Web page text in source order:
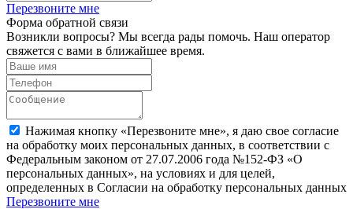
Перезвоните мне
Форма обратной связи
Возникли вопросы? Мы всегда рады помочь. Наш оператор
свяжется с вами в ближайшее время.
Нажимая кнопку «Перезвоните мне», я даю свое согласие
на обработку моих персональных данных, в соответствии с
Федеральным законом от 27.07.2006 года №152-ФЗ «О
персональных данных», на условиях и для целей,
определенных в Согласии на обработку персональных данных
Перезвоните мне